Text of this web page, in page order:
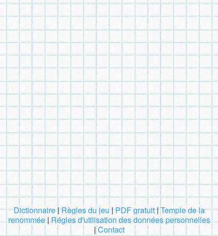
Dictionnaire|Règles du jeu|PDF gratuit|Temple de la
renommée|Régles d'utilisation des données personnelles
|Contact